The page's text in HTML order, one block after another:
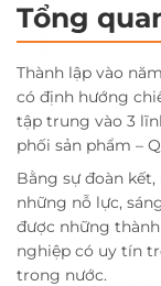
Tổng
Thành lập vào
có định hướng
tập trung vào 3
phối sản phẩm –
Bằng sự đoàn
những nỗ lực,
được những
nghiệp có uy tín
trong nước.